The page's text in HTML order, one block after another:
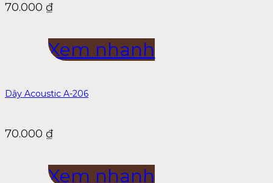
70.000 ₫
Xem nhanh
Dây Acoustic A-206
70.000 ₫
Xem nhanh